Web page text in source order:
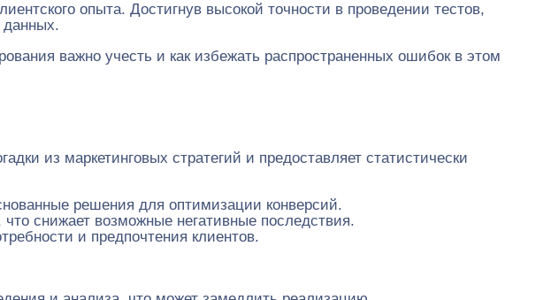
опыта. Достигнув высокой точности в проведении тестов,
данных.
важно учесть и как избежать распространенных ошибок в этом
из маркетинговых стратегий и предоставляет статистически
решения для оптимизации конверсий.
снижает возможные негативные последствия.
и предпочтения клиентов.